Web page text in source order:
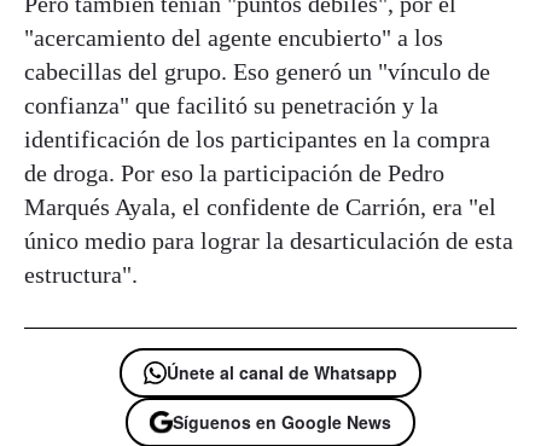
"acercamiento del agente encubierto" a los
cabecillas del grupo. Eso generó un "vínculo de
confianza" que facilitó su penetración y la
identificación de los participantes en la compra
de droga. Por eso la participación de Pedro
Marqués Ayala, el confidente de Carrión, era "el
único medio para lograr la desarticulación de esta
estructura".
Únete al canal de Whatsapp
Síguenos en Google News